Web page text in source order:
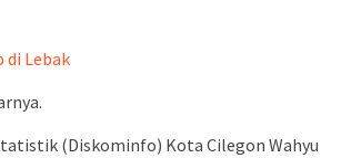
di Lebak
(Diskominfo) Kota Cilegon Wahyu